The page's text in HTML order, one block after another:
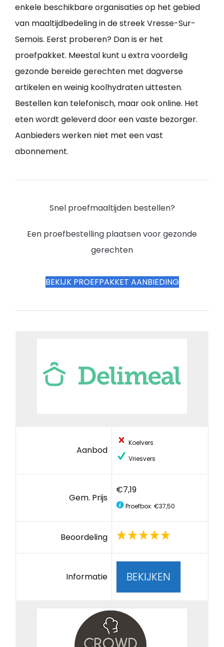
enkele beschikbare organisaties op het gebied
van maaltijdbedeling in de streek Vresse-Sur-
Semois. Eerst proberen? Dan is er het
proefpakket. Meestal kunt u extra voordelig
gezonde bereide gerechten met dagverse
artikelen en weinig koolhydraten uittesten.
Bestellen kan telefonisch, maar ook online. Het
eten wordt geleverd door een vaste bezorger.
Aanbieders werken niet met een vast
abonnement.
Snel proefmaaltijden bestellen?
Een proefbestelling plaatsen voor gezonde
gerechten
BEKIJK PROEFPAKKET AANBIEDING
Aanbod
Koelvers
Vriesvers
Gem. Prijs
€7,19
Proefbox: €37,50
Beoordeling
Informatie BEKIJKEN